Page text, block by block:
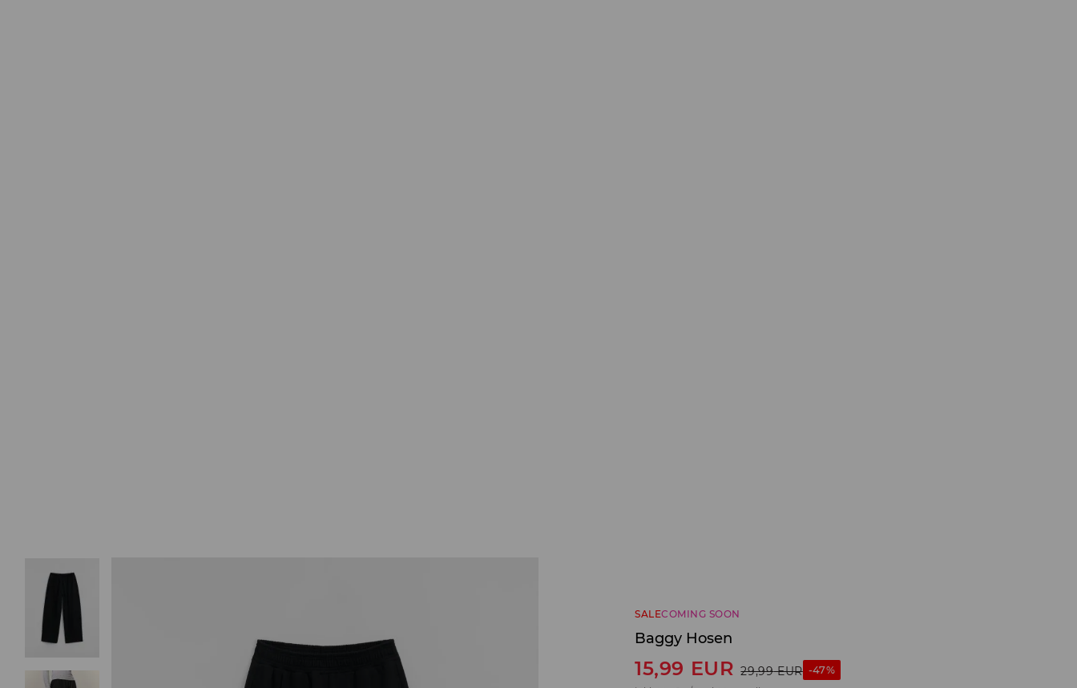
SALECOMING SOON
Baggy Hosen
15,99 EUR 29,99 EUR -47%